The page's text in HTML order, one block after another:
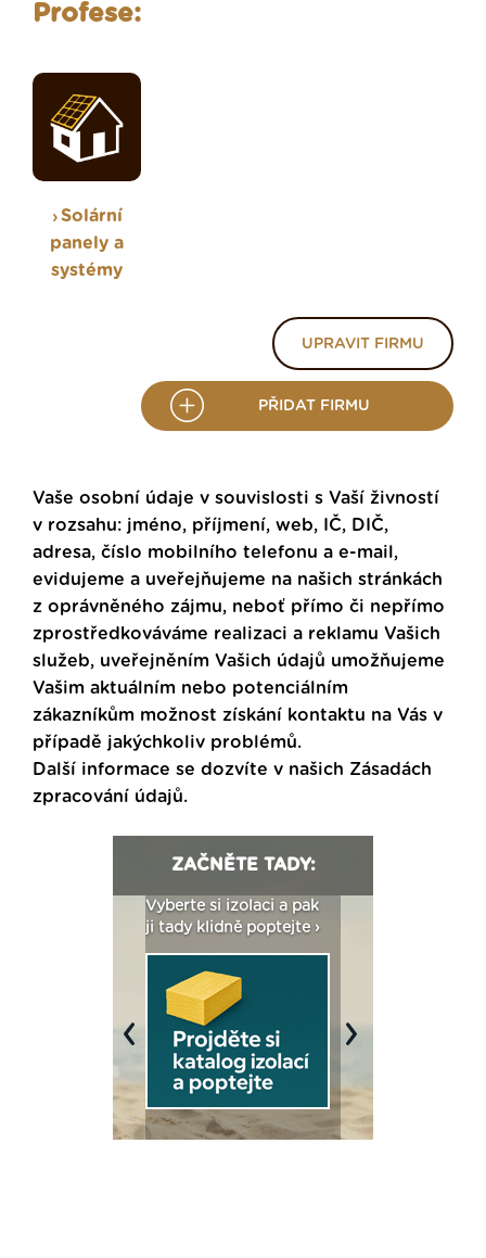
Profese:
Solární
panely a
systémy
UPRAVIT FIRMU
PŘIDAT FIRMU
Vaše osobní údaje v souvislosti s Vaší živností
v rozsahu: jméno, příjmení, web, IČ, DIČ,
adresa, číslo mobilního telefonu a e-mail,
evidujeme a uveřejňujeme na našich stránkách
z oprávněného zájmu, neboť přímo či nepřímo
zprostředkováváme realizaci a reklamu Vašich
služeb, uveřejněním Vašich údajů umožňujeme
Vašim aktuálním nebo potenciálním
zákazníkům možnost získání kontaktu na Vás v
případě jakýchkoliv problémů.
Další informace se dozvíte v našich Zásadách
zpracování údajů.
ZAČNĚTE TADY:
Vyberte si izolaci a pak
ji tady klidně poptejte ›
Previous Next